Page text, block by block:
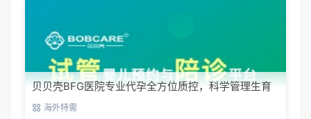
贝贝壳BFG医院专业代孕全方位质控，科学管理生育
每一步
海外特需